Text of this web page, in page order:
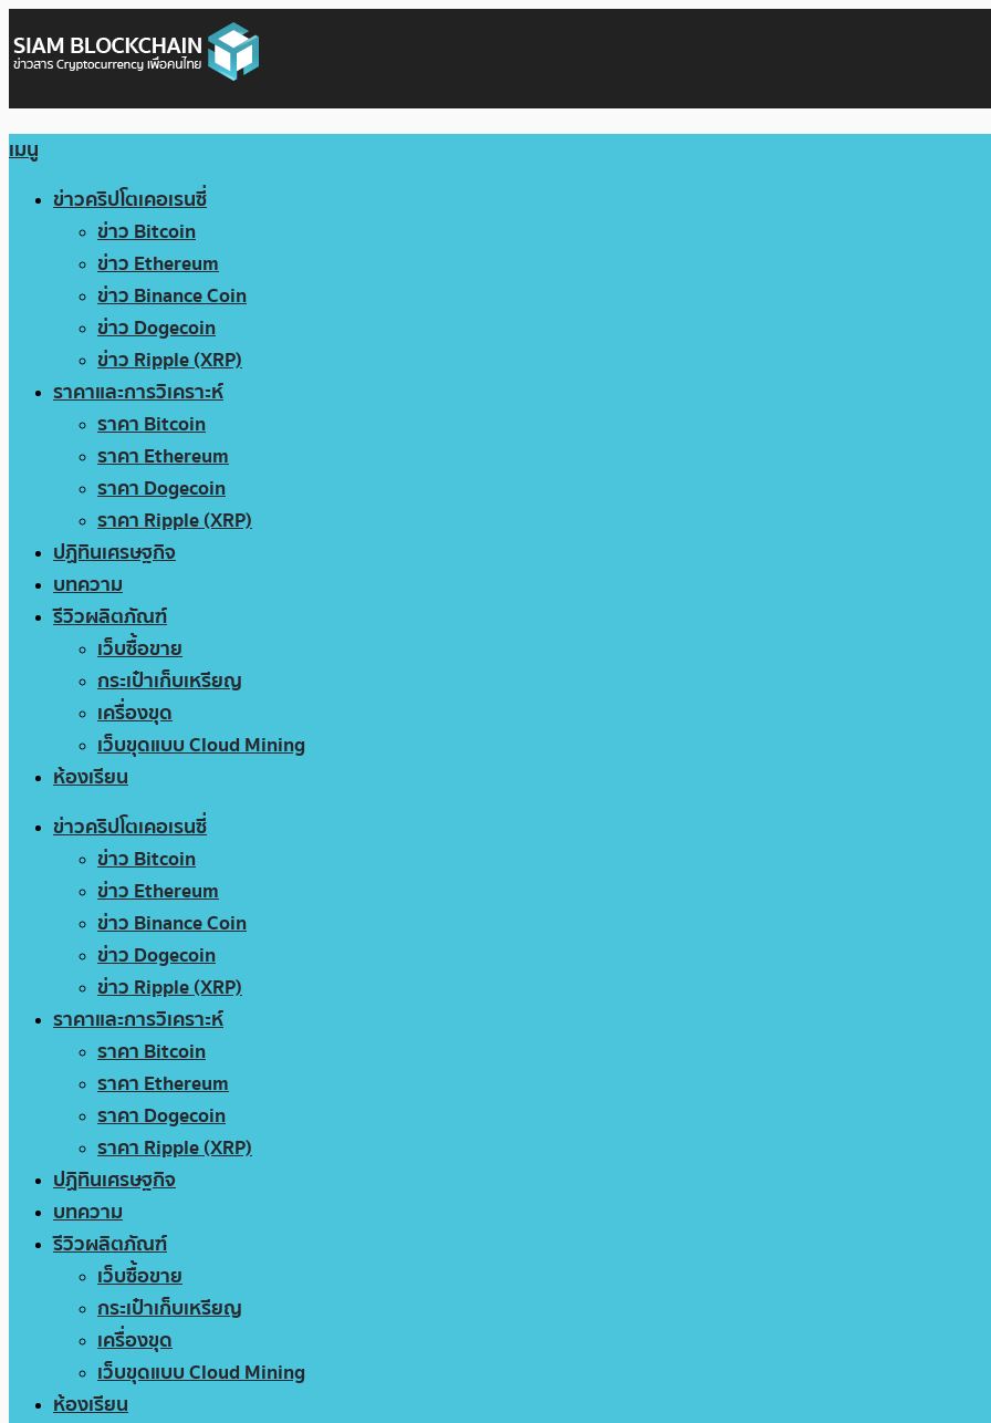
เมนู
ข่าวคริปโตเคอเรนซี่
ข่าว Bitcoin
ข่าว Ethereum
ข่าว Binance Coin
ข่าว Dogecoin
ข่าว Ripple (XRP)
ราคาและการวิเคราะห์
ราคา Bitcoin
ราคา Ethereum
ราคา Dogecoin
ราคา Ripple (XRP)
ปฏิทินเศรษฐกิจ
บทความ
รีวิวผลิตภัณฑ์
เว็บซื้อขาย
กระเป๋าเก็บเหรียญ
เครื่องขุด
เว็บขุดแบบ Cloud Mining
ห้องเรียน
ข่าวคริปโตเคอเรนซี่
ข่าว Bitcoin
ข่าว Ethereum
ข่าว Binance Coin
ข่าว Dogecoin
ข่าว Ripple (XRP)
ราคาและการวิเคราะห์
ราคา Bitcoin
ราคา Ethereum
ราคา Dogecoin
ราคา Ripple (XRP)
ปฏิทินเศรษฐกิจ
บทความ
รีวิวผลิตภัณฑ์
เว็บซื้อขาย
กระเป๋าเก็บเหรียญ
เครื่องขุด
เว็บขุดแบบ Cloud Mining
ห้องเรียน